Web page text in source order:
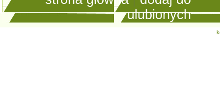
ulubionych